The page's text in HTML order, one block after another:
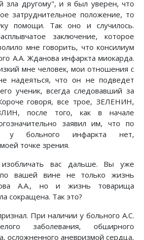
зла другому", и я был уверен, что
затруднительное положение, то
помощи. Так оно и случилось.
заключение, которое
мне говорить, что консилиум
А.А. Жданова инфаркта миокарда.
мне человек, мои отношения с
надеяться, что он не подведет
ученик, всегда следовавший за
говоря, все трое, ЗЕЛЕНИН,
после того, как в начале
заявил им, что по
у больного инфаркта нет,
точке зрения.
вас дальше. Вы уже
по вашей вине не только жизнь
А.А., но и жизнь товарища
сокращена. Так это?
При наличии у больного А.С.
заболевания, обширного
осложненного аневризмой сердца,